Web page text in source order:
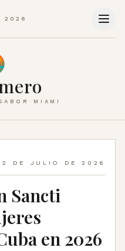
2026
MIAMI
2 DE JULIO DE 2026
Sancti
en 2026